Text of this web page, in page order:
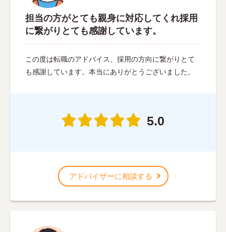
担当の方がとても親身に対応してくれ採用
に繋がりとても感謝しています。
この度は転職のアドバイス、採用の方向に繋がりとて
も感謝しています。本当にありがとうございました。
5.0
アドバイザーに相談する